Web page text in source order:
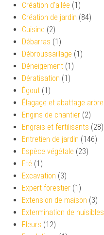
Création d’allée (1)
Création de jardin (84)
Cuisine (2)
Débarras (1)
Débroussaillage (1)
Déneigement (1)
Dératisation (1)
Égout (1)
Élagage et abattage arbre
Engins de chantier (2)
Engrais et fertilisants (28)
Entretien de jardin (146)
Espèce végétale (23)
Eté (1)
Excavation (3)
Expert forestier (1)
Extension de maison (3)
Extermination de nuisibles
Fleurs (12)